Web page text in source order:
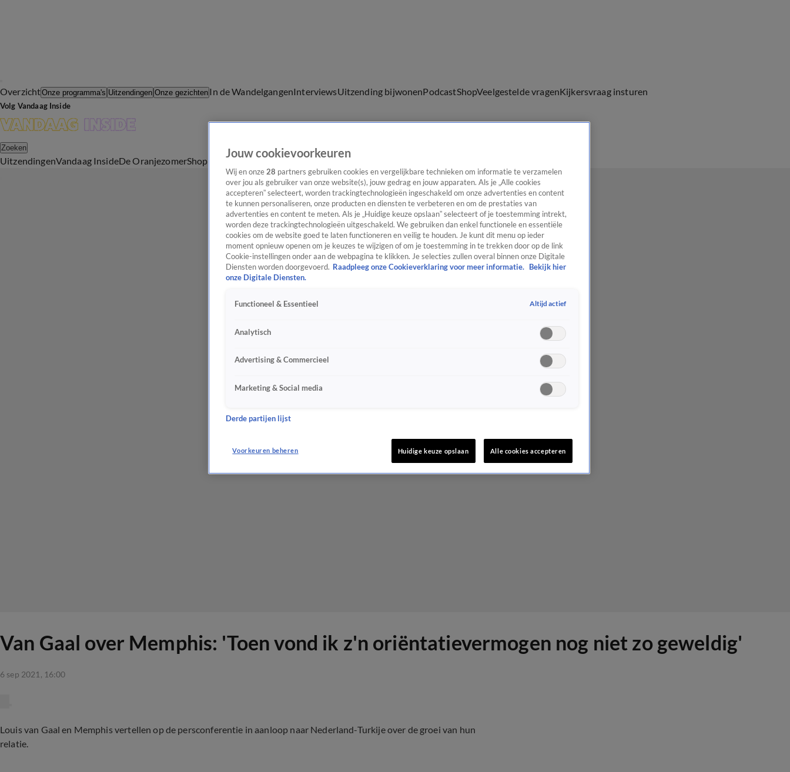
OverzichtOnze programma's Uitzendingen Onze gezichten In de WandelgangenInterviewsUitzending bijwonenPodcastShopVeelgestelde vragenKijkersvraag insturen
Volg Vandaag Inside
Zoeken
UitzendingenVandaag InsideDe OranjezomerShop Uitzending bijwonen
Van Gaal over Memphis: 'Toen vond ik z'n oriëntatievermogen nog niet zo geweldig'
6 sep 2021, 16:00
Louis van Gaal en Memphis vertellen op de persconferentie in aanloop naar Nederland-Turkije over de groei van hun
relatie.
Jouw cookievoorkeuren
Wij en onze 28 partners gebruiken cookies en vergelijkbare technieken om informatie te verzamelen
over jou als gebruiker van onze website(s), jouw gedrag en jouw apparaten. Als je „Alle cookies
accepteren” selecteert, worden trackingtechnologieën ingeschakeld om onze advertenties en content
te kunnen personaliseren, onze producten en diensten te verbeteren en om de prestaties van
advertenties en content te meten. Als je „Huidige keuze opslaan” selecteert of je toestemming intrekt,
worden deze trackingtechnologieën uitgeschakeld. We gebruiken dan enkel functionele en essentiële
cookies om de website goed te laten functioneren en veilig te houden. Je kunt dit menu op ieder
moment opnieuw openen om je keuzes te wijzigen of om je toestemming in te trekken door op de link
Cookie-instellingen onder aan de webpagina te klikken. Je selecties zullen overal binnen onze Digitale
Diensten worden doorgevoerd. Raadpleeg onze Cookieverklaring voor meer informatie.
Bekijk hier
onze Digitale Diensten.
Functioneel & Essentieel Altijd actief
Analytisch
Advertising & Commercieel
Marketing & Social media
Derde partijen lijst
Voorkeuren beheren Huidige keuze opslaan Alle cookies accepteren